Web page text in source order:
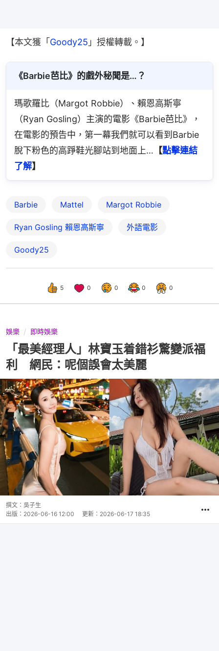
【本文獲「Goody25 」授權轉載。】
《Barbie芭比》的戲外秘聞是…？
瑪歌羅比（Margot Robbie）、賴恩高斯寧
（Ryan Gosling）主演的電影《Barbie芭比》，
在電影的預告中，第一幕我們就可以看到Barbie
脫下粉色的高踭鞋光腳站到地面上… 【點擊連結
了解】
Barbie Mattel Margot Robbie
Ryan Gosling 賴恩高斯寧 外語電影
Goody25
5 0 0 0 0
娛樂 即時娛樂
「最美經理人」林寶玉着錯衫驚變派福
利 網民：呢個誤會太美麗
撰文： 吳子生
出版： 2026-06-16 12:00 更新： 2026-06-17 18:35